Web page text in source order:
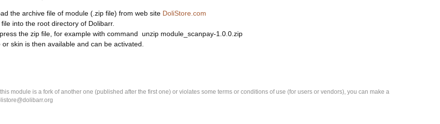
the archive file of module (.zip file) from web site DoliStore.com
file into the root directory of Dolibarr.
the zip file, for example with command unzip module_scanpay-1.0.0.zip
or skin is then available and can be activated.
module is a fork of another one (published after the first one) or violates some terms or conditions of use (for users or vendors), you can make a